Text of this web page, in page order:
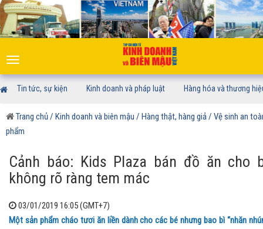
Toggle
navigation
Tin tức, sự kiện Kinh doanh và pháp luật Hàng hóa và thương
Trang chủ/ Kinh doanh và biên mậu / Hàng thật, hàng giả/ Vệ sinh an
phẩm
Cảnh báo: Kids Plaza bán đồ ăn cho
không rõ ràng tem mác
03/01/2019 16:05 (GMT+7)
Một sản phẩm cháo tươi ăn liền dành cho các bé nhưng bao bì “nhăn